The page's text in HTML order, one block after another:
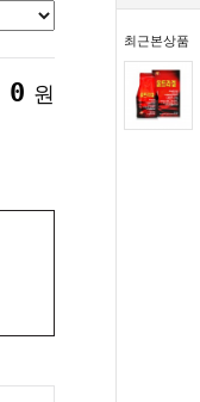
최근본상품
0 원